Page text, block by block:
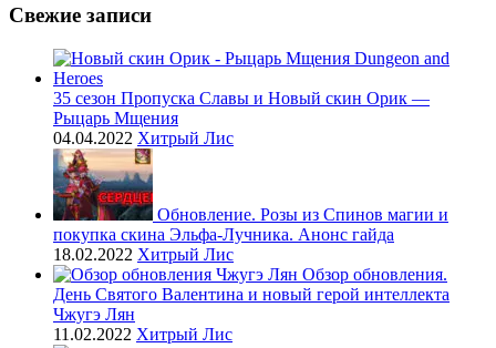
Свежие записи
35 сезон Пропуска Славы и Новый скин Орик —
Рыцарь Мщения
04.04.2022 Хитрый Лис
Обновление. Розы из Спинов магии и
покупка скина Эльфа-Лучника. Анонс гайда
18.02.2022 Хитрый Лис
Обзор обновления.
День Святого Валентина и новый герой интеллекта
Чжугэ Лян
11.02.2022 Хитрый Лис